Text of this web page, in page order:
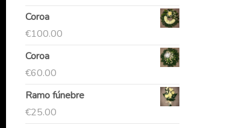
Coroa
€100.00
Coroa
€60.00
Ramo fúnebre
€25.00